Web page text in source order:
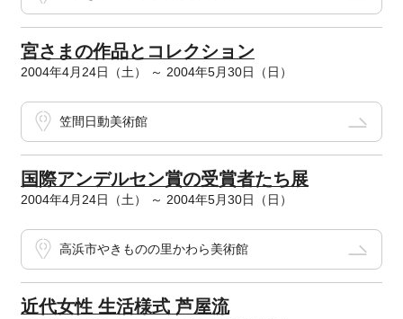
宮さまの作品とコレクション
2004年4月24日（土） ～ 2004年5月30日（日）
笠間日動美術館
国際アンデルセン賞の受賞者たち展
2004年4月24日（土） ～ 2004年5月30日（日）
高浜市やきものの里かわら美術館
近代女性 生活様式 芦屋流